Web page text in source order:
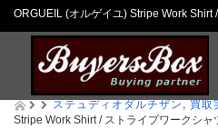
ORGUEIL (オルゲイユ) Stripe Work
ステュディオダルチザン,買取
Stripe Work Shirt / ストライプワークシ